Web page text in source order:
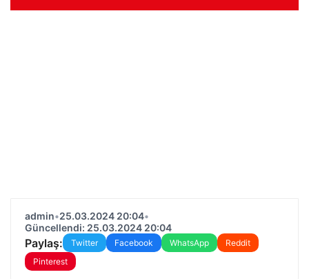
admin•25.03.2024 20:04•
Güncellendi: 25.03.2024 20:04
Paylaş: Twitter Facebook WhatsApp
Reddit
Pinterest